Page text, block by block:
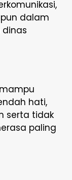
dalam
dinas
hati,
serta tidak
paling